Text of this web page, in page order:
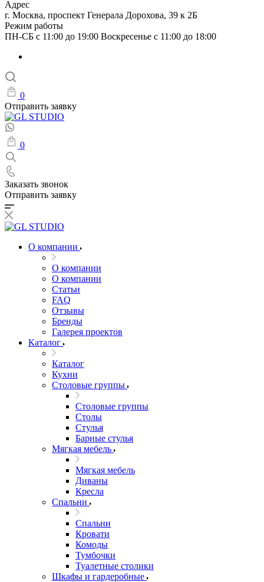
Адрес
г. Москва, проспект Генерала Дорохова, 39 к 2Б
Режим работы
ПН-СБ с 11:00 до 19:00 Воскресенье с 11:00 до 18:00
0
Отправить заявку
0
Заказать звонок
Отправить заявку
О компании
О компании
О компании
Статьи
FAQ
Отзывы
Бренды
Галерея проектов
Каталог
Каталог
Кухни
Столовые группы
Столовые группы
Столы
Стулья
Барные стулья
Мягкая мебель
Мягкая мебель
Диваны
Кресла
Спальни
Спальни
Кровати
Комоды
Тумбочки
Туалетные столики
Шкафы и гардеробные